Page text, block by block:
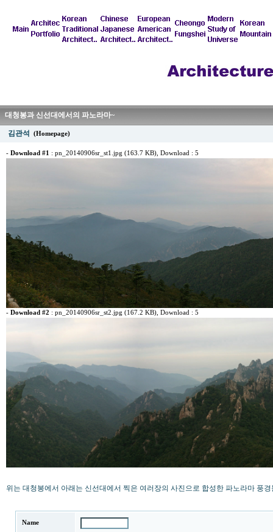
대청봉과 신선대에서의 파노라마~
김관석 (Homepage)
- Download #1 : pn_20140906sr_st1.jpg (163.7 KB) , Download : 5
- Download #2 : pn_20140906sr_st2.jpg (167.2 KB), Download : 5
위는 대청봉에서 아래는 신선대에서 찍은 여러장의 사진으로 합성한 파노라마 풍
Name